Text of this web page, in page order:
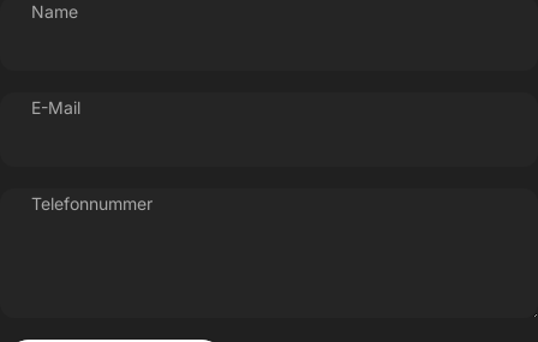
Name
E-Mail
Telefonnummer